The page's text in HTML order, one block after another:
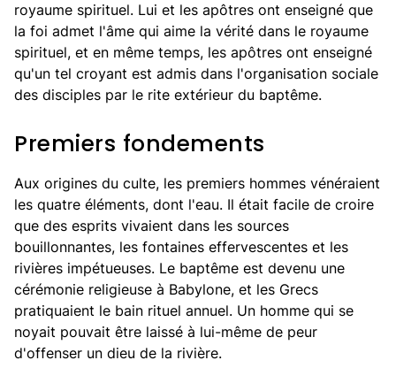
royaume spirituel. Lui et les apôtres ont enseigné que
la foi admet l'âme qui aime la vérité dans le royaume
spirituel, et en même temps, les apôtres ont enseigné
qu'un tel croyant est admis dans l'organisation sociale
des disciples par le rite extérieur du baptême.
Premiers fondements
Aux origines du culte, les premiers hommes vénéraient
les quatre éléments, dont l'eau. Il était facile de croire
que des esprits vivaient dans les sources
bouillonnantes, les fontaines effervescentes et les
rivières impétueuses. Le baptême est devenu une
cérémonie religieuse à Babylone, et les Grecs
pratiquaient le bain rituel annuel. Un homme qui se
noyait pouvait être laissé à lui-même de peur
d'offenser un dieu de la rivière.